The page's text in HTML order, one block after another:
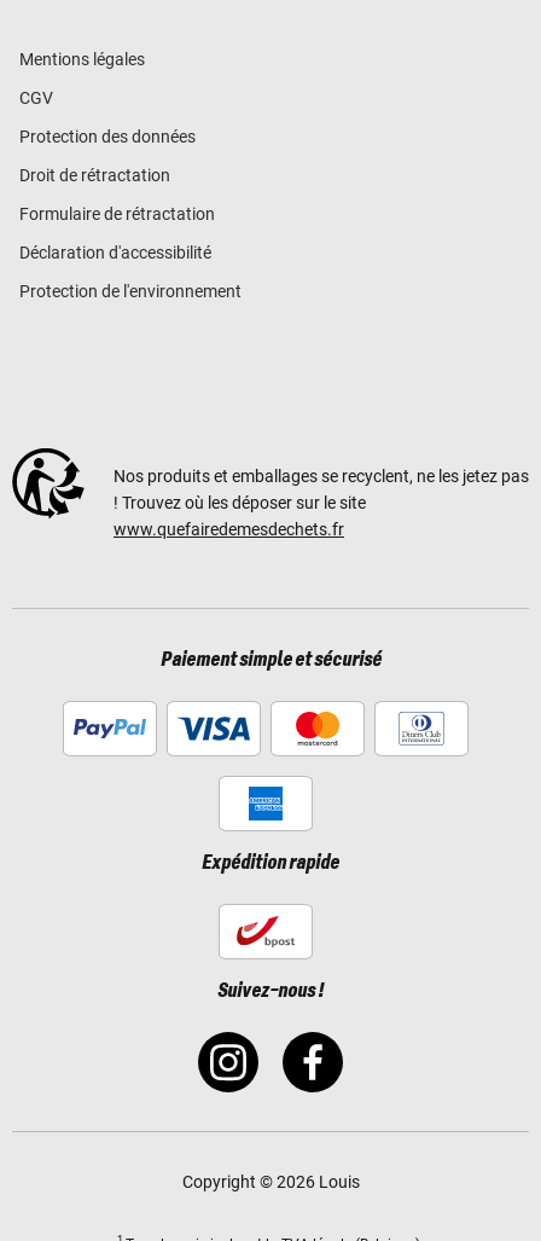
Mentions légales
CGV
Protection des données
Droit de rétractation
Formulaire de rétractation
Déclaration d'accessibilité
Protection de l'environnement
Nos produits et emballages se recyclent, ne les jetez pas
! Trouvez où les déposer sur le site
www.quefairedemesdechets.fr
Paiement simple et sécurisé
Expédition rapide
Suivez-nous !
Copyright © 2026 Louis